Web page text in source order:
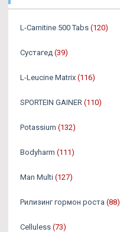
L-Carnitine 500 Tabs (120)
Сустагед (39)
L-Leucine Matrix (116)
SPORTEIN GAINER (110)
Potassium (132)
Bodyharm (111)
Man Multi (127)
Рилизинг гормон роста (88)
Celluless (73)